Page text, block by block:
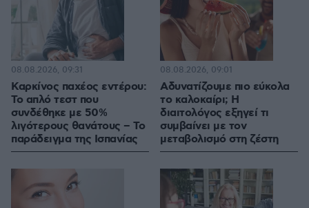
Καρκίνος παχέος εντέρου:
Το απλό τεστ που
συνδέθηκε με 50%
λιγότερους θανάτους – Το
παράδειγμα της Ισπανίας
08.08.2026, 09:31
Αδυνατίζουμε πιο εύκολα
το καλοκαίρι; Η
διαιτολόγος εξηγεί τι
συμβαίνει με τον
μεταβολισμό στη ζέστη
08.08.2026, 09:01